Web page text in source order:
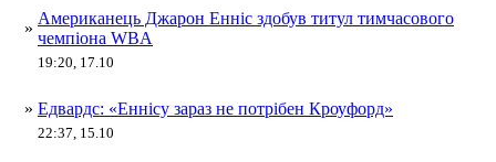
»
Американець Джарон Енніс здобув титул тимчасового
чемпіона WBA
19:20, 17.10
» Едвардс: «Еннісу зараз не потрібен Кроуфорд»
22:37, 15.10